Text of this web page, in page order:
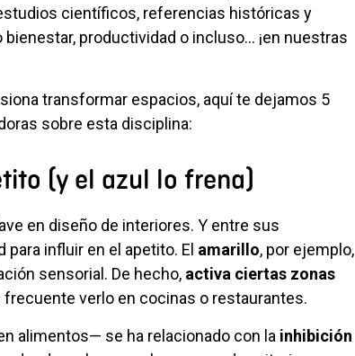
científicos, referencias históricas y
productividad o incluso… ¡en nuestras
transformar espacios, aquí te dejamos 5
sobre esta disciplina:
(y el azul lo frena)
en diseño de interiores. Y entre sus
influir en el apetito. El amarillo, por ejemplo,
sensorial. De hecho, activa ciertas zonas
frecuente verlo en cocinas o restaurantes.
alimentos— se ha relacionado con la inhibición